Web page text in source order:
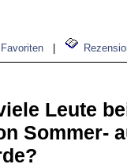
Favoriten
Leute
Sommer-